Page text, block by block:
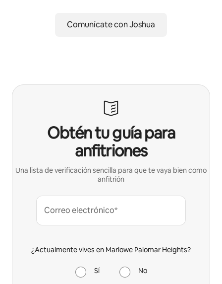
Comunícate con Joshua
Obtén tu guía para
anfitriones
Una lista de verificación sencilla para que te vaya bien como
anfitrión
Correo electrónico*
¿Actualmente vives en Marlowe Palomar Heights?
Sí No